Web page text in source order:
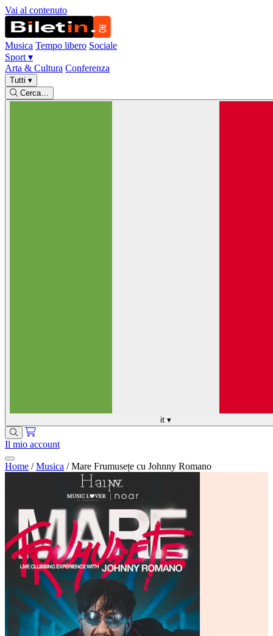
Vai al contenuto
Musica Tempo libero Sociale
Sport ▾
Arta & Cultura Conferenza
Tutti ▾
Cerca…
it ▾
Il mio account
Home / Musica / Mare Frumusețe cu Johnny Romano